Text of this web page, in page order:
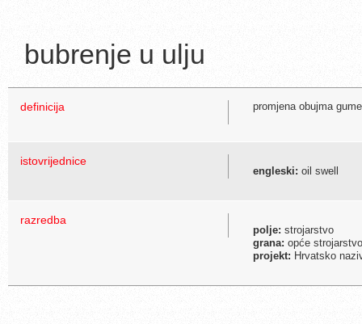
bubrenje u ulju
definicija promjena obujma
istovrijednice
engleski: oil swell
razredba
polje: strojarstvo
grana: opće
projekt: Hrvatsko